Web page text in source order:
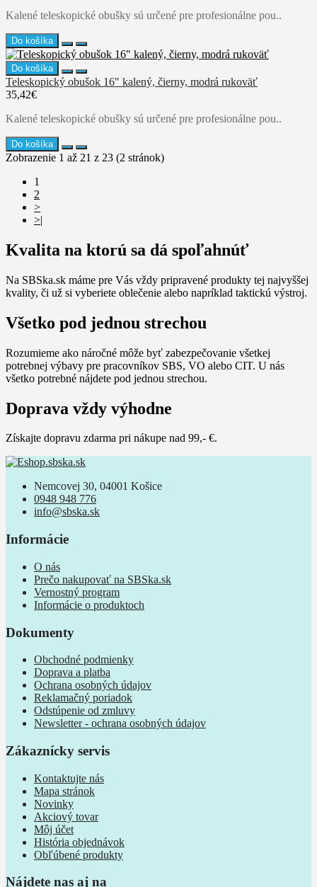
Kalené teleskopické obušky sú určené pre profesionálne pou..
Do košíka
Do košíka
Teleskopický obušok 16" kalený, čierny, modrá rukoväť
35,42€
Kalené teleskopické obušky sú určené pre profesionálne pou..
Do košíka
Zobrazenie 1 až 21 z 23 (2 stránok)
1
2
>
>|
Kvalita na ktorú sa dá spoľahnúť
Na SBSka.sk máme pre Vás vždy pripravené produkty tej najvyššej
kvality, či už si vyberiete oblečenie alebo napríklad taktickú výstroj.
Všetko pod jednou strechou
Rozumieme ako náročné môže byť zabezpečovanie všetkej
potrebnej výbavy pre pracovníkov SBS, VO alebo CIT. U nás
všetko potrebné nájdete pod jednou strechou.
Doprava vždy výhodne
Získajte dopravu zdarma pri nákupe nad 99,- €.
Nemcovej 30, 04001 Košice
0948 948 776
info@sbska.sk
Informácie
O nás
Prečo nakupovať na SBSka.sk
Vernostný program
Informácie o produktoch
Dokumenty
Obchodné podmienky
Doprava a platba
Ochrana osobných údajov
Reklamačný poriadok
Odstúpenie od zmluvy
Newsletter - ochrana osobných údajov
Zákaznícky servis
Kontaktujte nás
Mapa stránok
Novinky
Akciový tovar
Môj účet
História objednávok
Obľúbené produkty
Nájdete nas aj na